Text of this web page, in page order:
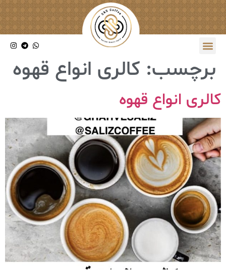
برچسب: کالری انواع قهوه
کالری انواع قهوه